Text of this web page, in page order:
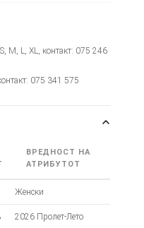
M, L, XL, контакт: 075 246
075 341 575
ВРЕДНОСТ НА
АТРИБУТОТ
Женски
2026 Пролет-Лето